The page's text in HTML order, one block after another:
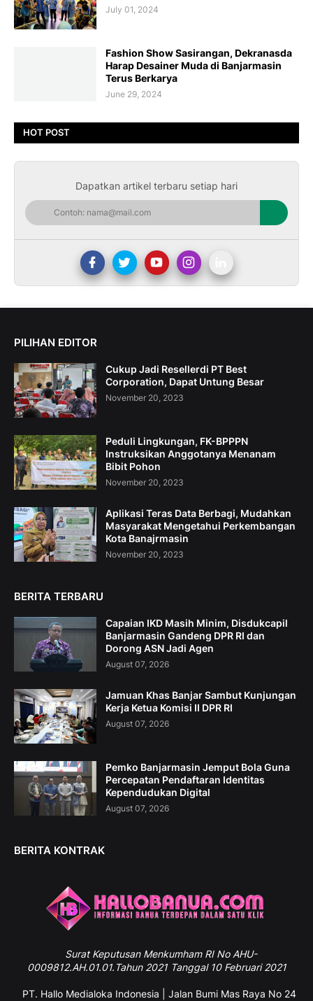
July 01, 2024
Fashion Show Sasirangan, Dekranasda
Harap Desainer Muda di Banjarmasin
Terus Berkarya
June 29, 2024
HOT POST
Dapatkan artikel terbaru setiap hari
PILIHAN EDITOR
Cukup Jadi Resellerdi PT Best
Corporation, Dapat Untung Besar
November 20, 2023
Peduli Lingkungan, FK-BPPPN
Instruksikan Anggotanya Menanam
Bibit Pohon
November 20, 2023
Aplikasi Teras Data Berbagi, Mudahkan
Masyarakat Mengetahui Perkembangan
Kota Banajrmasin
November 20, 2023
BERITA TERBARU
Capaian IKD Masih Minim, Disdukcapil
Banjarmasin Gandeng DPR RI dan
Dorong ASN Jadi Agen
August 07, 2026
Jamuan Khas Banjar Sambut Kunjungan
Kerja Ketua Komisi II DPR RI
August 07, 2026
Pemko Banjarmasin Jemput Bola Guna
Percepatan Pendaftaran Identitas
Kependudukan Digital
August 07, 2026
BERITA KONTRAK
SuratKeputusan Menkumham RI No AHU-
0009812.AH.01.01.Tahun 2021 Tanggal 10 Februari 2021
PT. Hallo Medialoka Indonesia | Jalan Bumi Mas Raya No 24